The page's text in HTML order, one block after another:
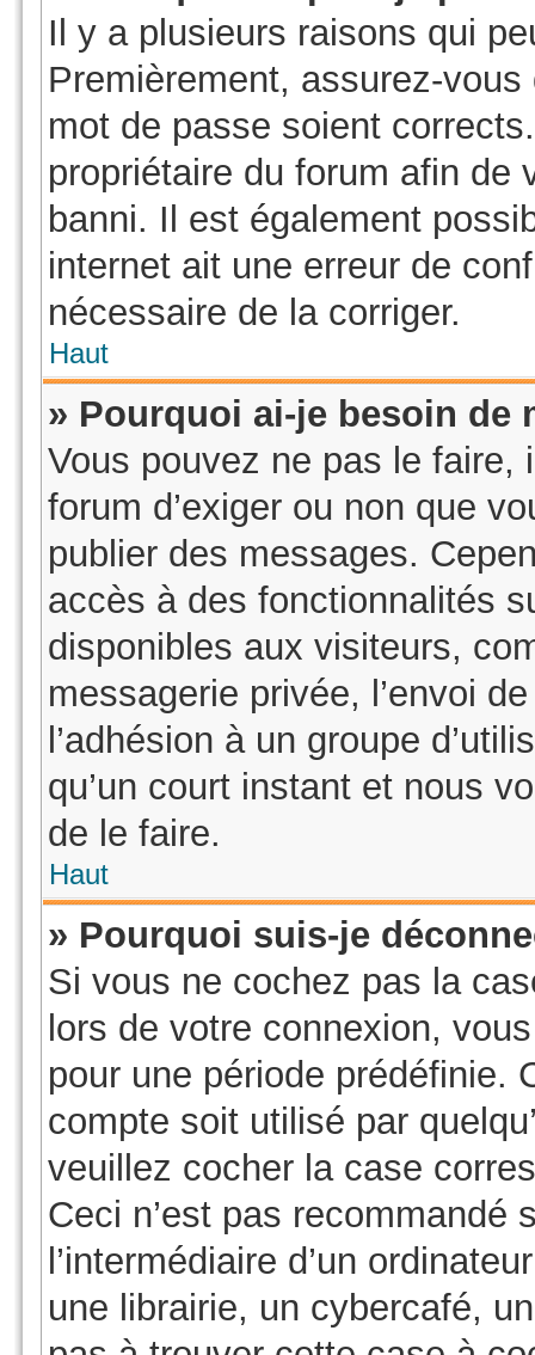
Il y a plusieurs raisons qui
Premièrement, assurez-
mot de passe soient
propriétaire du forum afin de
banni. Il est également
internet ait une erreur de
nécessaire de la corriger.
Haut
» Pourquoi ai-je besoin de
Vous pouvez ne pas le faire,
forum d’exiger ou non que
publier des messages.
accès à des fonctionnalités
disponibles aux visiteurs,
messagerie privée, l’envoi
l’adhésion à un groupe
qu’un court instant et nous
de le faire.
Haut
» Pourquoi suis-je
Si vous ne cochez pas la
lors de votre connexion,
pour une période prédéfinie.
compte soit utilisé par
veuillez cocher la case
Ceci n’est pas recommandé
l’intermédiaire d’un
une librairie, un cybercafé,